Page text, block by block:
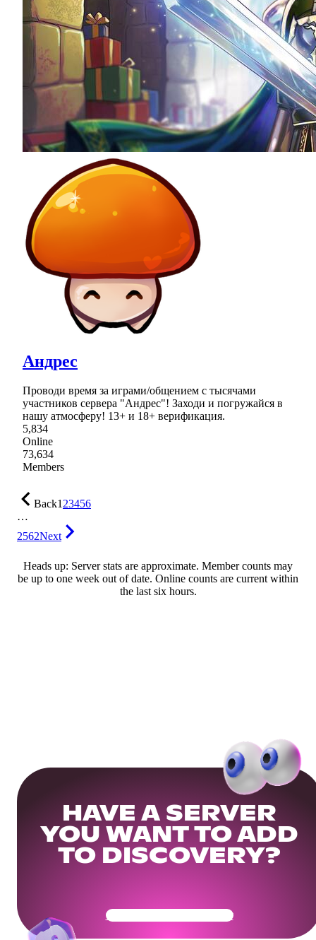
Андрес
Проводи время за играми/общением с тысячами
участников сервера "Андрес"! Заходи и погружайся в
нашу атмосферу! 13+ и 18+ верификация.
5,834
Online
73,634
Members
Back123456
…
2562Next
Heads up: Server stats are approximate. Member counts may
be up to one week out of date. Online counts are current within
the last six hours.
HAVE A SERVER
YOU WANT TO ADD
TO DISCOVERY?
Get Your Community Ready